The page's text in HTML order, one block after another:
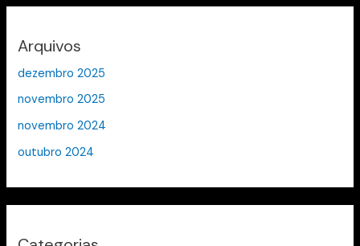
Arquivos
dezembro 2025
novembro 2025
novembro 2024
outubro 2024